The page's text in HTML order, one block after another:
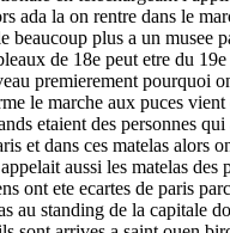
ada la on rentre dans le
beaucoup plus a un musee
de 18e peut etre du
premierement pourquoi
le marche aux puces
etaient des personnes
et dans ces matelas alors
aussi les matelas des
ont ete ecartes de paris
au standing de la capitale